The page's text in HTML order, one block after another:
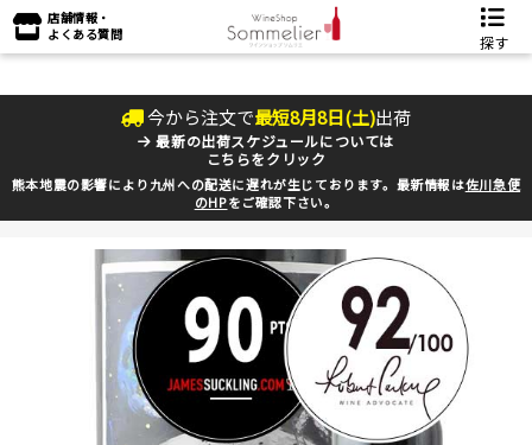
店舗情報・
よくある質問
探す
今から注文で最短8月8日(土)出荷
最新の出荷スケジュールについては
こちらをクリック
熊本地震の影響により九州への配送に遅れが生じております。最新情報は佐川急便
のHPをご確認下さい。